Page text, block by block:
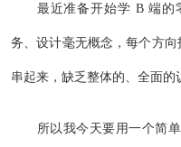
最近准备开始学 B 端的
务、设计毫无概念，每个方
串起来，缺乏整体的、全面的
所以我今天要用一个简